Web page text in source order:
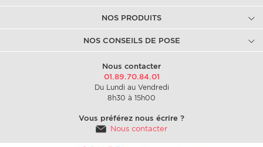
NOS PRODUITS
NOS CONSEILS DE POSE
Nous contacter
01.89.70.84.01
Du Lundi au Vendredi
8h30 à 15h00
Vous préférez nous écrire ?
Nous contacter